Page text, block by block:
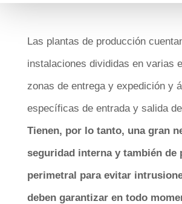
Las plantas de producción
instalaciones divididas en varias
zonas de entrega y expedición y
específicas de entrada y salida
Tienen, por lo tanto, una gran
seguridad interna y también de
perimetral para evitar
deben garantizar en todo